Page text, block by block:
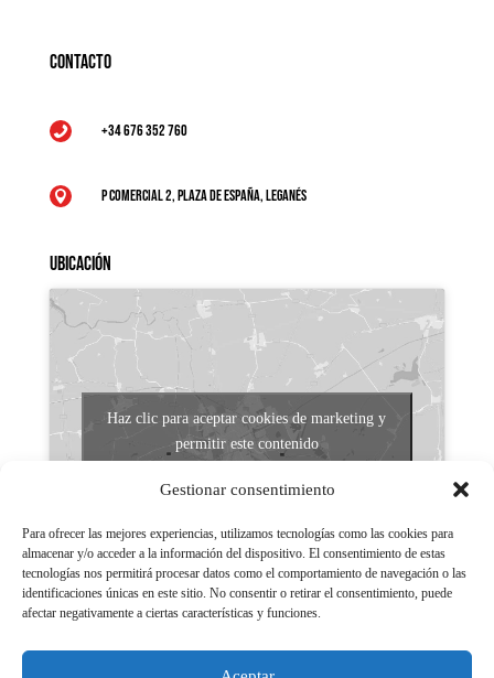
Gestionar consentimiento
Para ofrecer las mejores experiencias, utilizamos tecnologías como las cookies para
almacenar y/o acceder a la información del dispositivo. El consentimiento de estas
tecnologías nos permitirá procesar datos como el comportamiento de navegación o las
identificaciones únicas en este sitio. No consentir o retirar el consentimiento, puede
afectar negativamente a ciertas características y funciones.
Contacto
 +34 676 352 760
 P Comercial 2, Plaza de España, Leganés
Ubicación
Haz clic para aceptar cookies de marketing y
permitir este contenido
Aviso legal